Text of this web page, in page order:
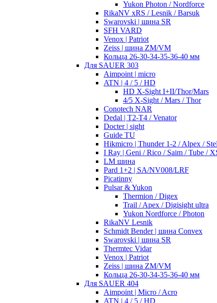
Yukon Photon / Nordforce
RikaNV xRS / Lesnik / Barsuk
Swarovski | шина SR
SFH VARD
Venox | Patriot
Zeiss | шина ZM/VM
Кольца 26-30-34-35-36-40 мм
Для SAUER 303
Aimpoint | micro
ATN | 4 / 5 / HD
HD X-Sight I+II/Thor/Mars
4/5 X-Sight / Mars / Thor
Conotech NAR
Dedal | T2-T4 / Venator
Docter | sight
Guide TU
Hikmicro | Thunder 1-2 / Alpex /
I Ray | Geni / Rico / Saim / Tube /
LM шина
Pard 1+2 | SA/NV008/LRF
Picatinny
Pulsar & Yukon
Thermion / Digex
Trail / Apex / Digisight ultra
Yukon Nordforce / Photon
RikaNV Lesnik
Schmidt Bender | шина Convex
Swarovski | шина SR
Thermtec Vidar
Venox | Patriot
Zeiss | шина ZM/VM
Кольца 26-30-34-35-36-40 мм
Для SAUER 404
Aimpoint | Micro / Acro
ATN | 4 / 5 / HD